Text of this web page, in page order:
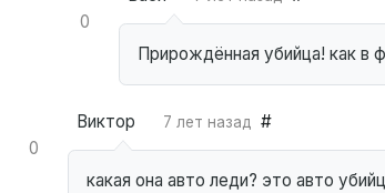
0
Прирождённая убийца! как в
0
Виктор 7 лет назад #
какая она авто леди? это авто